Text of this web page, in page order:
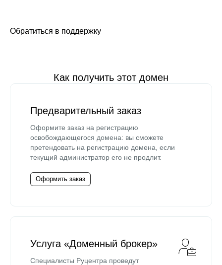
Обратиться в поддержку
Как получить этот домен
Предварительный заказ
Оформите заказ на регистрацию
освобождающегося домена: вы сможете
претендовать на регистрацию домена, если
текущий администратор его не продлит.
Оформить заказ
Услуга «Доменный брокер»
Специалисты Руцентра проведут